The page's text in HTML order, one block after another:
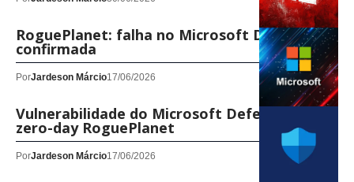
RoguePlanet: falha no Microsoft Defender é
confirmada
PorJardeson Márcio17/06/2026
Vulnerabilidade do Microsoft Defender: o
zero-day RoguePlanet
PorJardeson Márcio17/06/2026